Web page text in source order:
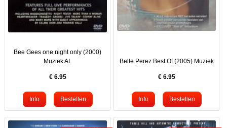
Bee Gees one night only (2000)
Muziek AL
€ 6.95
Belle Perez Best Of (2005) Muziek
€ 6.95